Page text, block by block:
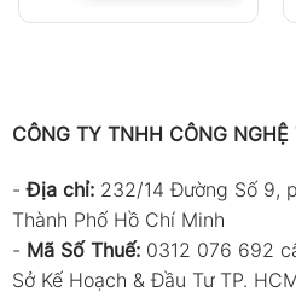
CÔNG TY TNHH CÔNG
-Địa chỉ: 232/14 Đường Số 9,
Thành Phố Hồ Chí Minh
- Mã Số Thuế: 0312 076 692
Sở Kế Hoạch & Đầu Tư TP.